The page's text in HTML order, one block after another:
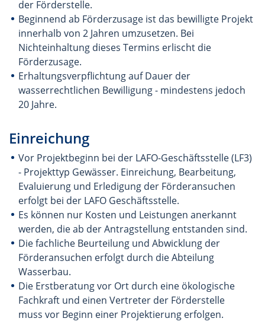
der Förderstelle.
Beginnend ab Förderzusage ist das bewilligte Projekt
innerhalb von 2 Jahren umzusetzen. Bei
Nichteinhaltung dieses Termins erlischt die
Förderzusage.
Erhaltungsverpflichtung auf Dauer der
wasserrechtlichen Bewilligung - mindestens jedoch
20 Jahre.
Einreichung
Vor Projektbeginn bei der LAFO-Geschäftsstelle (LF3)
- Projekttyp Gewässer. Einreichung, Bearbeitung,
Evaluierung und Erledigung der Förderansuchen
erfolgt bei der LAFO Geschäftsstelle.
Es können nur Kosten und Leistungen anerkannt
werden, die ab der Antragstellung entstanden sind.
Die fachliche Beurteilung und Abwicklung der
Förderansuchen erfolgt durch die Abteilung
Wasserbau.
Die Erstberatung vor Ort durch eine ökologische
Fachkraft und einen Vertreter der Förderstelle
muss vor Beginn einer Projektierung erfolgen.